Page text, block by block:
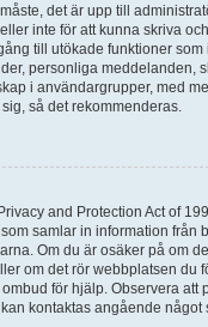
det är upp till
inte för att kunna skriva
till utökade funktioner som
personliga meddelanden,
i användargrupper, med
så det rekommenderas.
and Protection Act of
samlar in information från
Om du är osäker på om
om det rör webbplatsen du
för hjälp. Observera att
kontaktas angående något